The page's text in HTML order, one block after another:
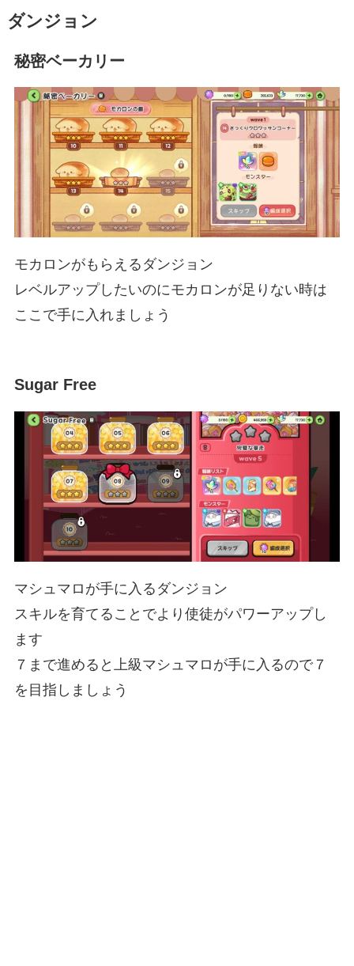
ダンジョン
秘密ベーカリー
モカロンがもらえるダンジョン
レベルアップしたいのにモカロンが足りない時は
ここで手に入れましょう
Sugar Free
マシュマロが手に入るダンジョン
スキルを育てることでより使徒がパワーアップし
ます
７まで進めると上級マシュマロが手に入るので７
を目指しましょう